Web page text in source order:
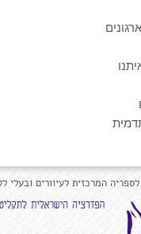
המרכזית לעיוורים ובעלי